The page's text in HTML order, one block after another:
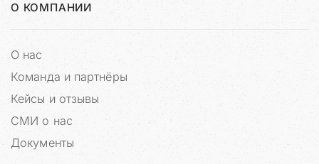
О КОМПАНИИ
О нас
Команда и партнёры
Кейсы и отзывы
СМИ о нас
Документы
б
в
о
з
о
ж